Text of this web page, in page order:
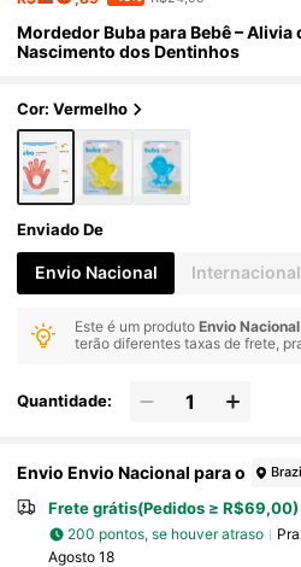
Mordedor Buba para Bebê –
Nascimento dos Dentinhos
Cor: Vermelho
Enviado De
Envio Nacional Internacional
Este é um produtoEnvio Nacional
terão diferentes taxas de frete,
Quantidade:
Envio Envio Nacional para o
Frete grátis(Pedidos ≥ R$69,00)
200 pontos, se houver atraso
Agosto 18